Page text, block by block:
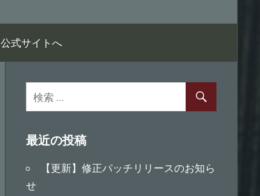
公式サイトへ
最近の投稿
【更新】修正パッチリリースのお知ら
せ